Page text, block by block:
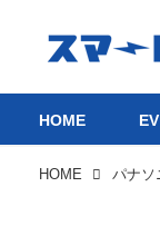
HOME EV
HOME